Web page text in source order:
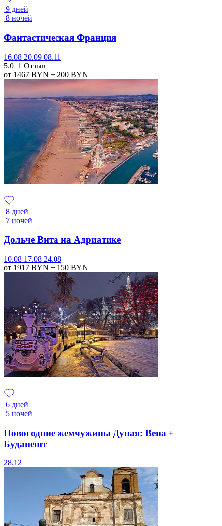
9 дней
8 ночей
Фантастическая Франция
16.08 20.09 08.11
5.0 1 Отзыв
от 1467 BYN + 200 BYN
8 дней
7 ночей
Дольче Вита на Адриатике
10.08 17.08 24.08
от 1917 BYN + 150 BYN
6 дней
5 ночей
Новогодние жемчужины Дуная: Вена +
Будапешт
28.12